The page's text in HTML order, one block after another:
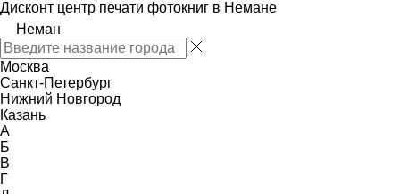
Дисконт центр печати фотокниг в Немане
Неман
Москва
Санкт-Петербург
Нижний Новгород
Казань
А
Б
В
Г